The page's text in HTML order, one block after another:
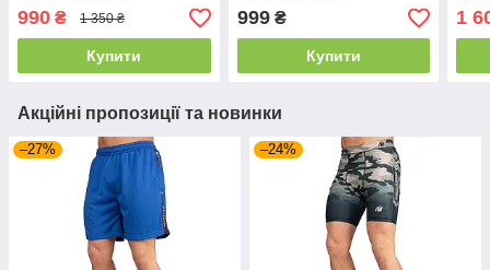
990 ₴ 1 350 ₴
Купити
999₴
Купити
1
Акційні пропозиції та новинки
–27% –24%